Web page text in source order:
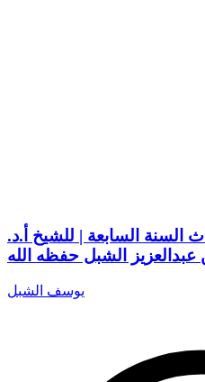
السنة السابعة | للشيخ أ.د.
الشبل حفظه الله
يوسف الشبل